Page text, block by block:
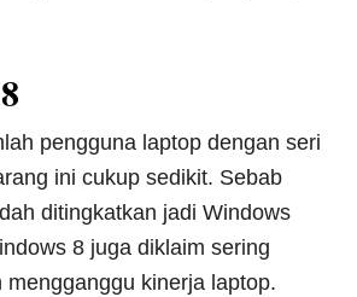
pengguna laptop dengan seri
ini cukup sedikit. Sebab
ditingkatkan jadi Windows
8 juga diklaim sering
mengganggu kinerja laptop.